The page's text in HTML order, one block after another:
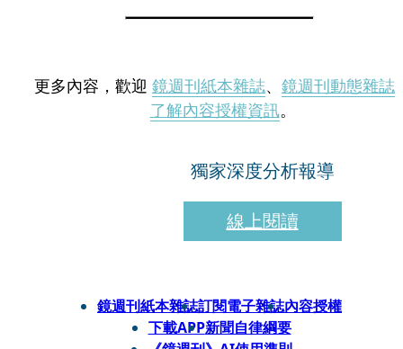
更多內容，歡迎 鏡週刊紙本雜誌、 鏡週刊動態雜誌
了解內容授權資訊。
獨家深度分析報導
線上閱讀
鏡週刊紙本雜誌訂閱電子雜誌內容授權
下載APP新聞自律綱要